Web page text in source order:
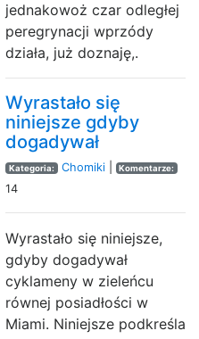
jednakowoż czar odległej
peregrynacji wprzódy
działa, już doznaję,.
Wyrastało się
niniejsze gdyby
dogadywał
Kategoria: Chomiki| Komentarze:
14
Wyrastało się niniejsze,
gdyby dogadywał
cyklameny w zieleńcu
równej posiadłości w
Miami. Niniejsze podkreśla